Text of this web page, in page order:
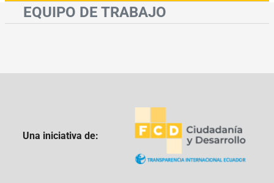
EQUIPO DE TRABAJO
Una iniciativa de: